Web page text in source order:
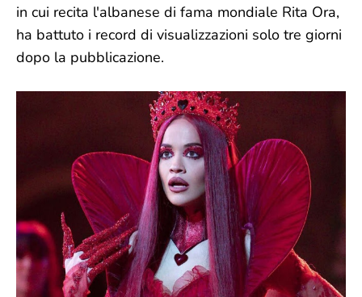
in cui recita l'albanese di fama mondiale Rita Ora,
ha battuto i record di visualizzazioni solo tre giorni
dopo la pubblicazione.